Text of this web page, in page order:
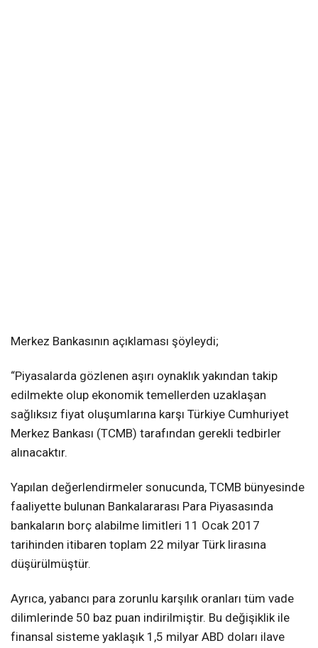
Merkez Bankasının açıklaması şöyleydi;
“Piyasalarda gözlenen aşırı oynaklık yakından takip
edilmekte olup ekonomik temellerden uzaklaşan
sağlıksız fiyat oluşumlarına karşı Türkiye Cumhuriyet
Merkez Bankası (TCMB) tarafından gerekli tedbirler
alınacaktır.
Yapılan değerlendirmeler sonucunda, TCMB bünyesinde
faaliyette bulunan Bankalararası Para Piyasasında
bankaların borç alabilme limitleri 11 Ocak 2017
tarihinden itibaren toplam 22 milyar Türk lirasına
düşürülmüştür.
Ayrıca, yabancı para zorunlu karşılık oranları tüm vade
dilimlerinde 50 baz puan indirilmiştir. Bu değişiklik ile
finansal sisteme yaklaşık 1,5 milyar ABD doları ilave